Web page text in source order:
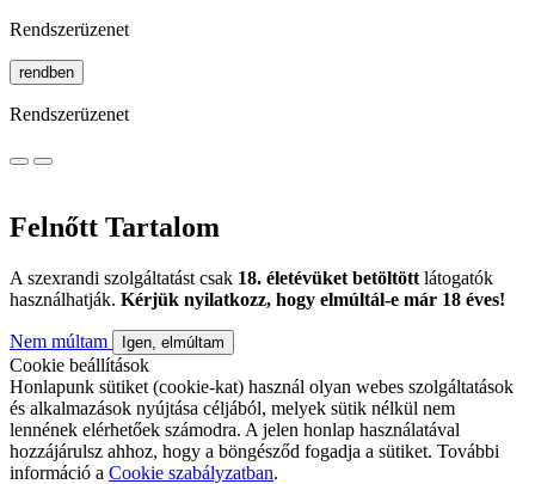
Rendszerüzenet
rendben
Rendszerüzenet
Felnőtt Tartalom
A szexrandi szolgáltatást csak 18. életévüket betöltött látogatók
használhatják. Kérjük nyilatkozz, hogy elmúltál-e már 18 éves!
Nem múltam Igen, elmúltam
Cookie beállítások
Honlapunk sütiket (cookie-kat) használ olyan webes szolgáltatások
és alkalmazások nyújtása céljából, melyek sütik nélkül nem
lennének elérhetőek számodra. A jelen honlap használatával
hozzájárulsz ahhoz, hogy a böngésződ fogadja a sütiket. További
információ a Cookie szabályzatban.